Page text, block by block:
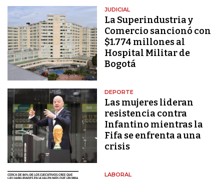
JUDICIAL
La Superindustria y
Comercio sancionó con
$1.774 millones al
Hospital Militar de
Bogotá
DEPORTE
Las mujeres lideran
resistencia contra
Infantino mientras la
Fifa se enfrenta a una
crisis
LABORAL